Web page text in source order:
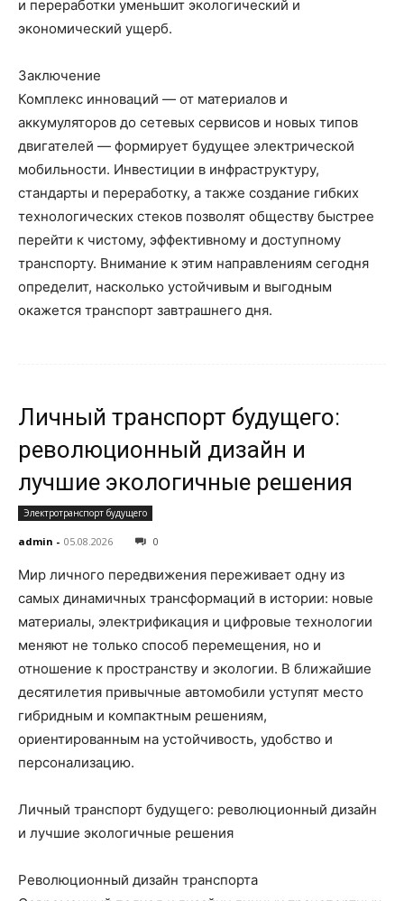
и переработки уменьшит экологический и
экономический ущерб.
Заключение
Комплекс инноваций — от материалов и
аккумуляторов до сетевых сервисов и новых типов
двигателей — формирует будущее электрической
мобильности. Инвестиции в инфраструктуру,
стандарты и переработку, а также создание гибких
технологических стеков позволят обществу быстрее
перейти к чистому, эффективному и доступному
транспорту. Внимание к этим направлениям сегодня
определит, насколько устойчивым и выгодным
окажется транспорт завтрашнего дня.
Личный транспорт будущего:
революционный дизайн и
лучшие экологичные решения
Электротранспорт будущего
admin - 05.08.2026 0
Мир личного передвижения переживает одну из
самых динамичных трансформаций в истории: новые
материалы, электрификация и цифровые технологии
меняют не только способ перемещения, но и
отношение к пространству и экологии. В ближайшие
десятилетия привычные автомобили уступят место
гибридным и компактным решениям,
ориентированным на устойчивость, удобство и
персонализацию.
Личный транспорт будущего: революционный дизайн
и лучшие экологичные решения
Революционный дизайн транспорта